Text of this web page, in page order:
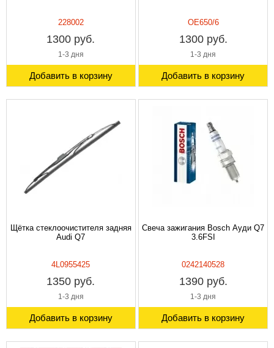
228002
1300 руб.
1-3 дня
Добавить в корзину
OE650/6
1300 руб.
1-3 дня
Добавить в корзину
Щётка стеклоочистителя задняя
Audi Q7
4L0955425
1350 руб.
1-3 дня
Добавить в корзину
Свеча зажигания Bosch Ауди Q7
3.6FSI
0242140528
1390 руб.
1-3 дня
Добавить в корзину